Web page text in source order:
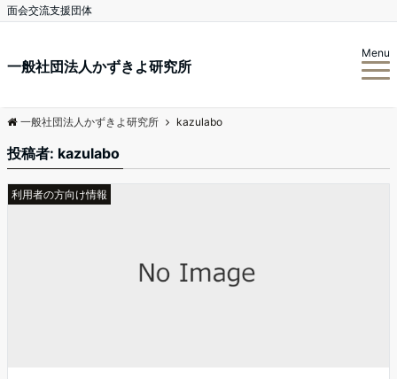
面会交流支援団体
一般社団法人かずきよ研究所
Menu
一般社団法人かずきよ研究所 kazulabo
投稿者: kazulabo
利用者の方向け情報